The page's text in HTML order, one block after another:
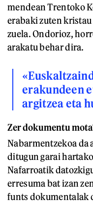
mendean Trentoko
erabaki zuten
zuela. Ondorioz,
arakatu behar dira.
erakundeen
argitzea eta
Zer dokumentu
Nabarmentzekoa da
ditugun garai
Nafarroatik
erresuma bat izan
funts dokumentalak